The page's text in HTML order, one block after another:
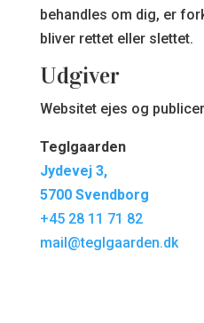
behandles om dig, er
bliver rettet eller slettet.
Udgiver
Websitet ejes og
Teglgaarden
Jydevej 3,
5700 Svendborg
+45 28 11 71 82
mail@teglgaarden.dk